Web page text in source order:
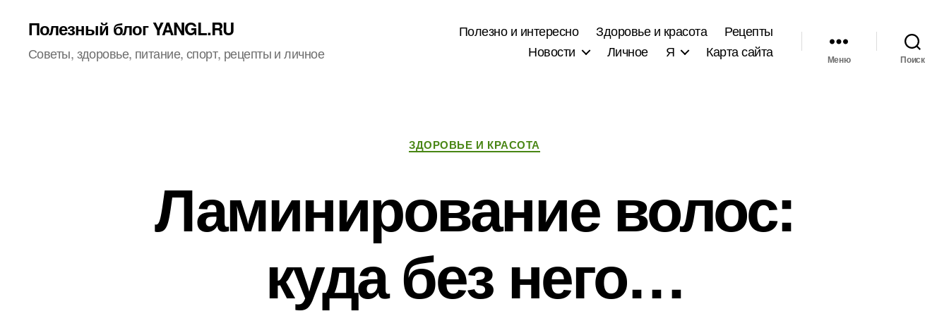
Полезный блог YANGL.RU
Советы, здоровье, питание, спорт, рецепты и личное
Полезно и интересно Здоровье и красота
Рецепты
Новости
Личное Я Карта сайта Меню Поиск
Рубрики
ЗДОРОВЬЕ И КРАСОТА
Ламинирование волос:
куда без него…